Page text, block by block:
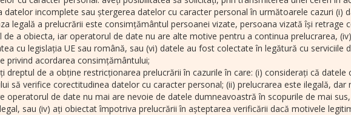
incomplete sau ștergerea datelor cu caracter personal în următoarele cazuri (i)
legală a prelucrării este consimțământul persoanei vizate, persoana vizată își retrage
a obiecta, iar operatorul de date nu are alte motive pentru a continua prelucrarea,
cu legislația UE sau română, sau (vi) datele au fost colectate în legătură cu
privind acordarea consimțământului;
de a obține restricționarea prelucrării în cazurile în care: (i) considerați că datele
să verifice corectitudinea datelor cu caracter personal; (ii) prelucrarea este ilegală,
operatorul de date nu mai are nevoie de datele dumneavoastră în scopurile de mai
sau (iv) ați obiectat împotriva prelucrării în așteptarea verificării dacă motivele